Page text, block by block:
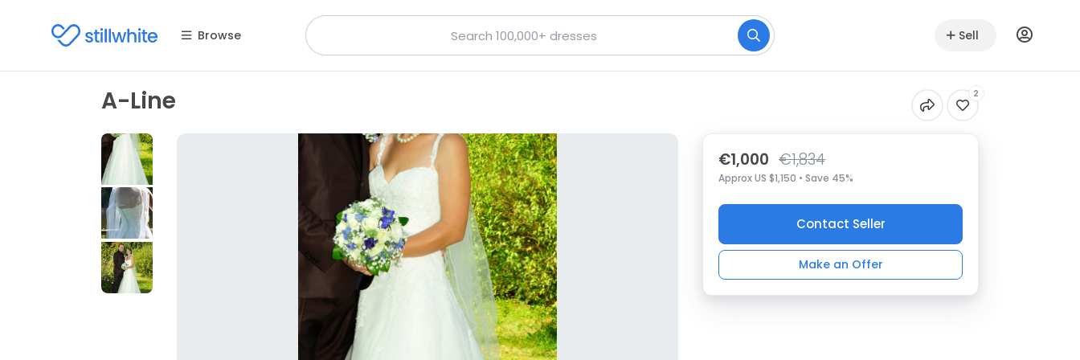
Browse Sell
A-Line 2
€1,000 €1,834
Approx US $1,150 • Save 45%
Contact Seller
Make an Offer